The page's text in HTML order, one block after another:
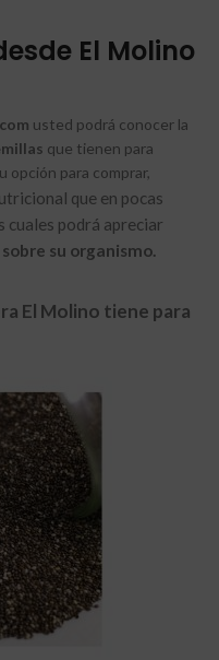
El Molino
usted podrá conocer la
que tienen para
opción para comprar,
que en pocas
cuales podrá apreciar
su organismo.
El Molino tiene para